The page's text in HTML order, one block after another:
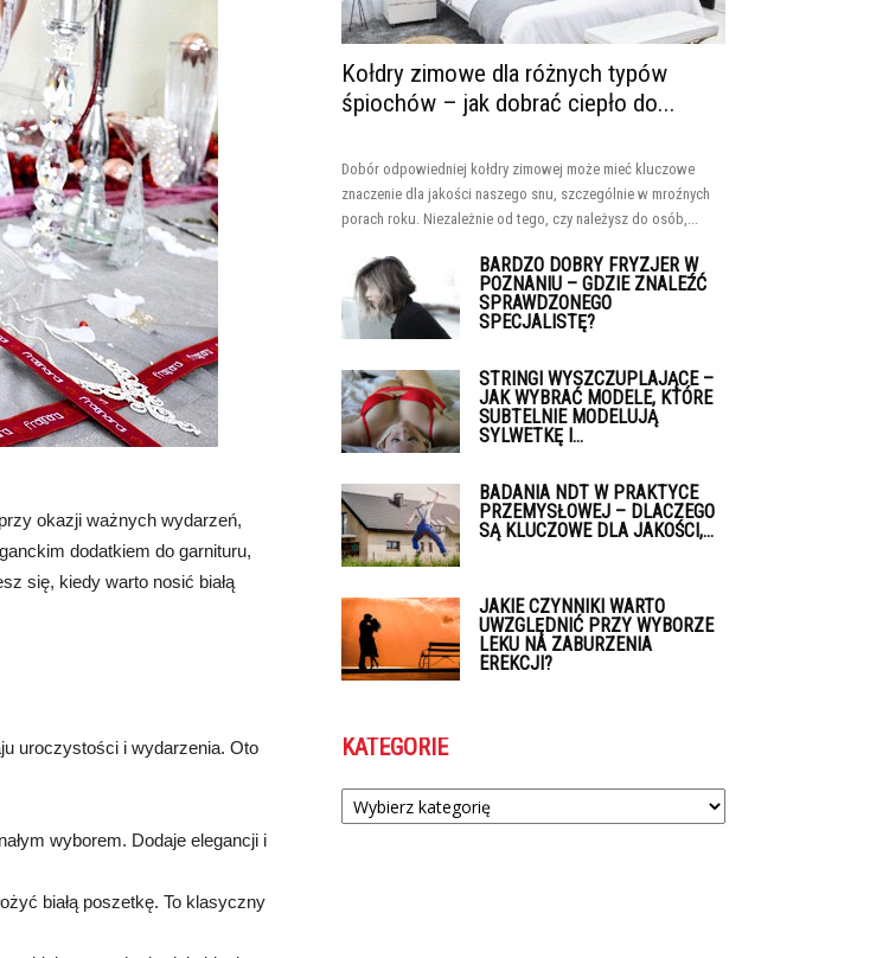
okazji ważnych wydarzeń,
dodatkiem do garnituru,
się, kiedy warto nosić białą
uroczystości i wydarzenia. Oto
wyborem. Dodaje elegancji i
białą poszetkę. To klasyczny
Kołdry zimowe dla różnych typów
śpiochów – jak dobrać ciepło do...
Dobór odpowiedniej kołdry zimowej może mieć kluczowe
znaczenie dla jakości naszego snu, szczególnie w mroźnych
porach roku. Niezależnie od tego, czy należysz do osób,...
BARDZO DOBRY FRYZJER W
POZNANIU – GDZIE ZNALEŹĆ
SPRAWDZONEGO
SPECJALISTĘ?
STRINGI WYSZCZUPLAJĄCE –
JAK WYBRAĆ MODELE, KTÓRE
SUBTELNIE MODELUJĄ
SYLWETKĘ I...
BADANIA NDT W PRAKTYCE
PRZEMYSŁOWEJ – DLACZEGO
SĄ KLUCZOWE DLA JAKOŚCI,...
JAKIE CZYNNIKI WARTO
UWZGLĘDNIĆ PRZY WYBORZE
LEKU NA ZABURZENIA
EREKCJI?
KATEGORIE
Kategorie